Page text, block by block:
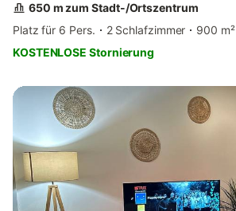
650 m zum Stadt-/Ortszentrum
Platz für 6 Pers.
2 Schlafzimmer
900 m²
KOSTENLOSE Stornierung